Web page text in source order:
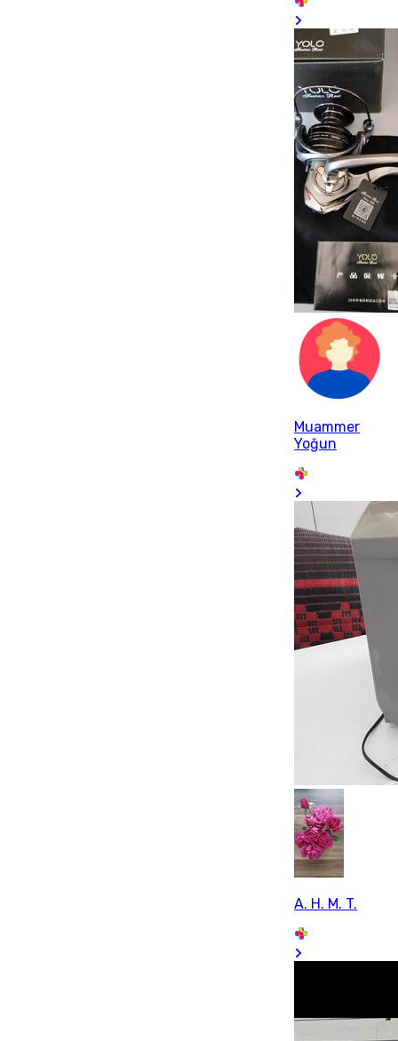
Muammer
Yoğun
A. H. M. T.